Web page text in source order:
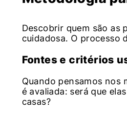
Descobrir quem são as
cuidadosa. O processo
Fontes e critérios
Quando pensamos nos
é avaliada: será que
casas?